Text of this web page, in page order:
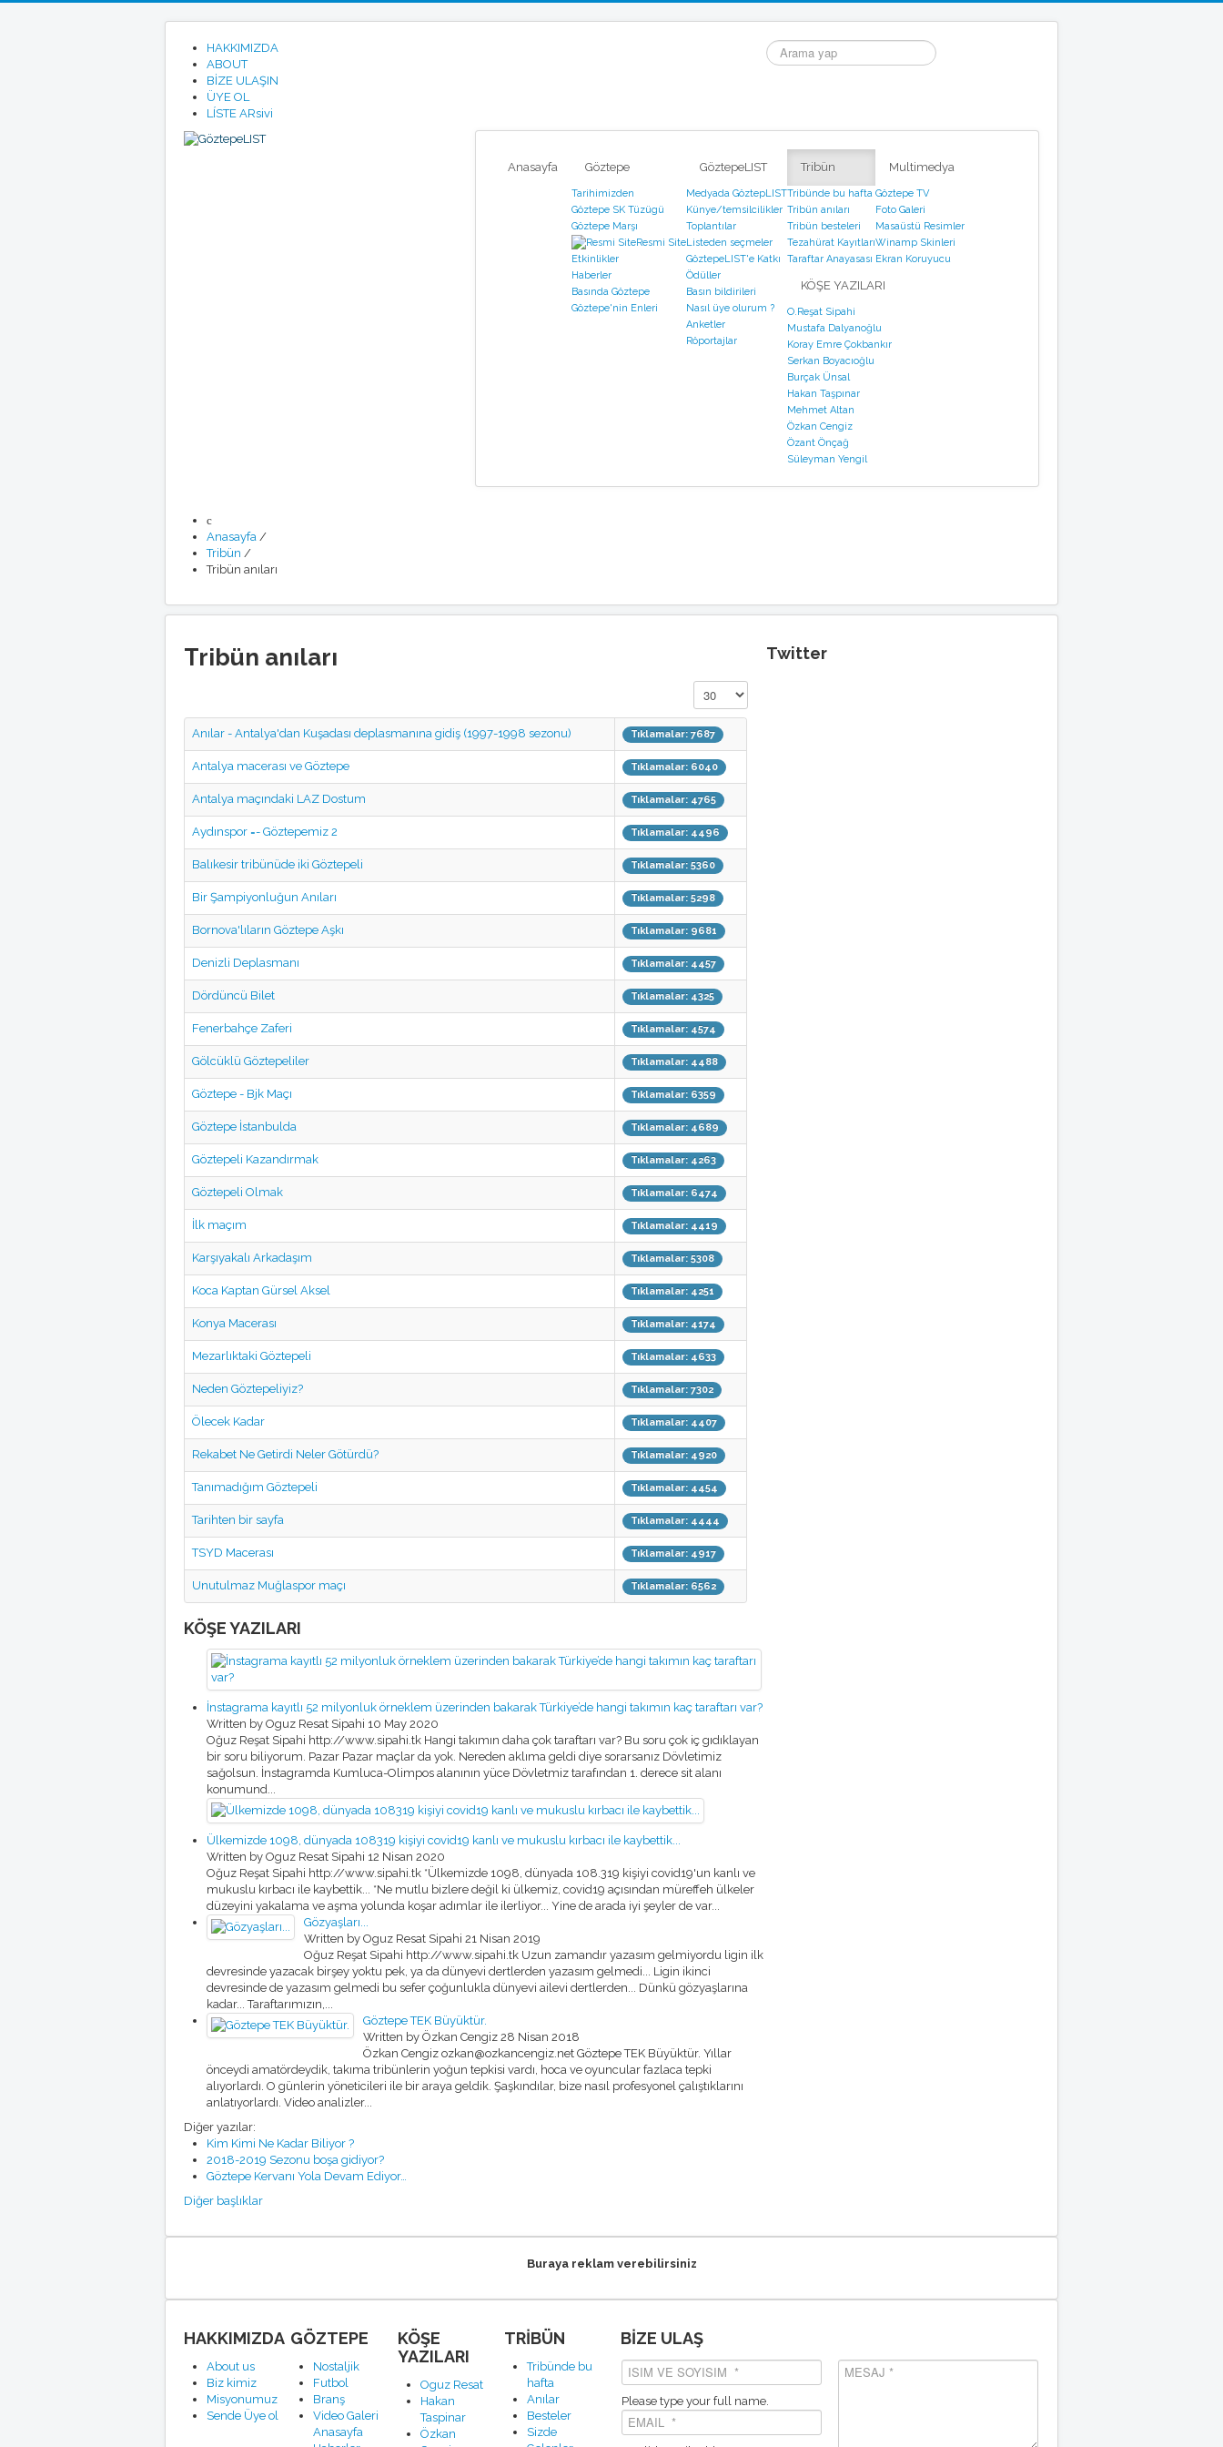
HAKKIMIZDA
ABOUT
BİZE ULAŞIN
ÜYE OL
LÍSTE ARsivi
arama...
Anasayfa Göztepe
Tarihimizden
Göztepe SK Tüzügü
Göztepe Marşı
Resmi Site
Etkinlikler
Haberler
Basında Göztepe
Göztepe'nin Enleri
GöztepeLIST
Medyada GöztepLIST
Künye/temsilcilikler
Toplantılar
Listeden seçmeler
GöztepeLIST'e Katkı
Ödüller
Basın bildirileri
Nasıl üye olurum ?
Anketler
Röportajlar
Tribün
Tribünde bu hafta
Tribün anıları
Tribün besteleri
Tezahürat Kayıtları
Taraftar Anayasası
Multimedya
Göztepe TV
Foto Galeri
Masaüstü Resimler
Winamp Skinleri
Ekran Koruyucu
KÖŞE YAZILARI
O.Reşat Sipahi
Mustafa Dalyanoğlu
Koray Emre Çokbankır
Serkan Boyacıoğlu
Burçak Ünsal
Hakan Taşpınar
Mehmet Altan
Özkan Cengiz
Özant Önçağ
Süleyman Yengil
Anasayfa /
Tribün /
Tribün anıları
Tribün anıları
Görüntüleme Sayısı
Anılar - Antalya'dan Kuşadası deplasmanına gidiş (1997-1998 sezonu) Tıklamalar: 7687
Antalya macerası ve Göztepe Tıklamalar: 6040
Antalya maçındaki LAZ Dostum Tıklamalar: 4765
Aydınspor =- Göztepemiz 2 Tıklamalar: 4496
Balıkesir tribünüde iki Göztepeli Tıklamalar: 5360
Bir Şampiyonluğun Anıları Tıklamalar: 5298
Bornova'lıların Göztepe Aşkı Tıklamalar: 9681
Denizli Deplasmanı Tıklamalar: 4457
Dördüncü Bilet Tıklamalar: 4325
Fenerbahçe Zaferi Tıklamalar: 4574
Gölcüklü Göztepeliler Tıklamalar: 4488
Göztepe - Bjk Maçı Tıklamalar: 6359
Göztepe İstanbulda Tıklamalar: 4689
Göztepeli Kazandırmak Tıklamalar: 4263
Göztepeli Olmak Tıklamalar: 6474
İlk maçım Tıklamalar: 4419
Karşıyakalı Arkadaşım Tıklamalar: 5308
Koca Kaptan Gürsel Aksel Tıklamalar: 4251
Konya Macerası Tıklamalar: 4174
Mezarlıktaki Göztepeli Tıklamalar: 4633
Neden Göztepeliyiz? Tıklamalar: 7302
Ölecek Kadar Tıklamalar: 4407
Rekabet Ne Getirdi Neler Götürdü? Tıklamalar: 4920
Tanımadığım Göztepeli Tıklamalar: 4454
Tarihten bir sayfa Tıklamalar: 4444
TSYD Macerası Tıklamalar: 4917
Unutulmaz Muğlaspor maçı Tıklamalar: 6562
KÖŞE YAZILARI
İnstagrama kayıtlı 52 milyonluk örneklem üzerinden bakarak Türkiye’de hangi takımın kaç taraftarı var?
Written by Oguz Resat Sipahi 10 May 2020
Oğuz Reşat Sipahi http://www.sipahi.tk Hangi takımın daha çok taraftarı var? Bu soru çok iç gıdıklayan
bir soru biliyorum. Pazar Pazar maçlar da yok. Nereden aklıma geldi diye sorarsanız Dövletimiz
sağolsun. İnstagramda Kumluca-Olimpos alanının yüce Dövletmiz tarafından 1. derece sit alanı
konumund...
Ülkemizde 1098, dünyada 108319 kişiyi covid19 kanlı ve mukuslu kırbacı ile kaybettik...
Written by Oguz Resat Sipahi 12 Nisan 2020
Oğuz Reşat Sipahi http://www.sipahi.tk *Ülkemizde 1098, dünyada 108.319 kişiyi covid19'un kanlı ve
mukuslu kırbacı ile kaybettik... *Ne mutlu bizlere değil ki ülkemiz, covid19 açısından müreffeh ülkeler
düzeyini yakalama ve aşma yolunda koşar adımlar ile ilerliyor... Yine de arada iyi şeyler de var...
Gözyaşları...
Written by Oguz Resat Sipahi 21 Nisan 2019
Oğuz Reşat Sipahi http://www.sipahi.tk Uzun zamandır yazasım gelmiyordu ligin ilk
devresinde yazacak birşey yoktu pek, ya da dünyevi dertlerden yazasım gelmedi... Ligin ikinci
devresinde de yazasım gelmedi bu sefer çoğunlukla dünyevi ailevi dertlerden... Dünkü gözyaşlarına
kadar... Taraftarımızın,...
Göztepe TEK Büyüktür.
Written by Özkan Cengiz 28 Nisan 2018
Özkan Cengiz ozkan@ozkancengiz.net Göztepe TEK Büyüktür. Yıllar
önceydi amatördeydik, takıma tribünlerin yoğun tepkisi vardı, hoca ve oyuncular fazlaca tepki
alıyorlardı. O günlerin yöneticileri ile bir araya geldik. Şaşkındılar, bize nasıl profesyonel çalıştıklarını
anlatıyorlardı. Video analizler...
Diğer yazılar:
Kim Kimi Ne Kadar Biliyor ?
2018-2019 Sezonu boşa gidiyor?
Göztepe Kervanı Yola Devam Ediyor…
Diğer başlıklar
Twitter
Buraya reklam verebilirsiniz
HAKKIMIZDA
About us
Biz kimiz
Misyonumuz
Sende Üye ol
GÖZTEPE
Nostaljik
Futbol
Branş
Video Galeri
Anasayfa
KÖŞE
YAZILARI
Oguz Resat
Hakan
Taspinar
Özkan
TRİBÜN
Tribünde bu
hafta
Anılar
Besteler
Sizde
BİZE ULAŞ
Please type your full name.